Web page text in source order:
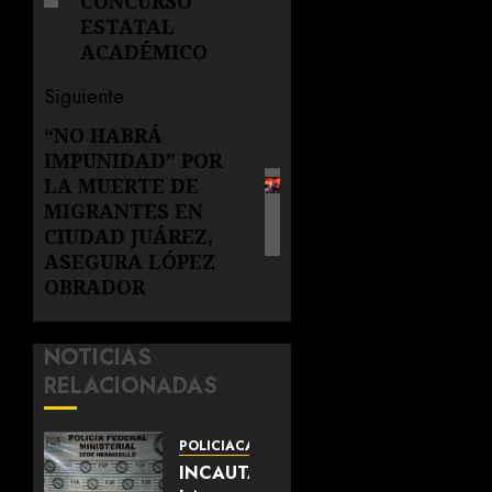
ESTATAL
ACADÉMICO
Siguiente
Siguiente
entrada:
“NO HABRÁ
IMPUNIDAD” POR
LA MUERTE DE
MIGRANTES EN
CIUDAD JUÁREZ,
ASEGURA LÓPEZ
OBRADOR
NOTICIAS
RELACIONADAS
POLICIACA
INCAUTA